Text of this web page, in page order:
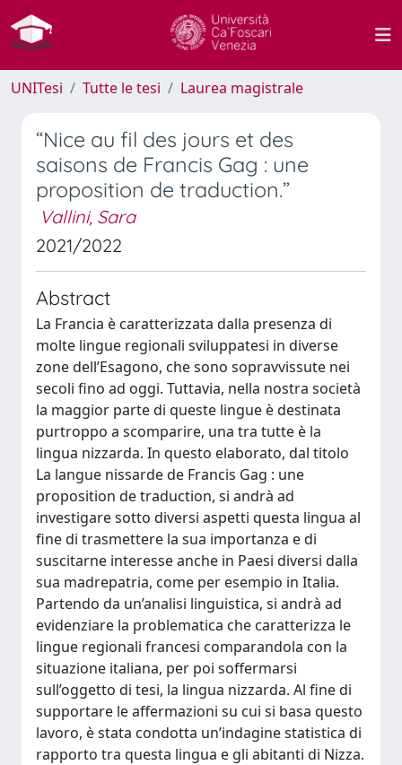
UNITesi Tutte le tesi Laurea magistrale
“Nice au fil des jours et des
saisons de Francis Gag : une
proposition de traduction.”
Vallini, Sara
2021/2022
Abstract
La Francia è caratterizzata dalla presenza di
molte lingue regionali sviluppatesi in diverse
zone dell’Esagono, che sono sopravvissute nei
secoli fino ad oggi. Tuttavia, nella nostra società
la maggior parte di queste lingue è destinata
purtroppo a scomparire, una tra tutte è la
lingua nizzarda. In questo elaborato, dal titolo
La langue nissarde de Francis Gag : une
proposition de traduction, si andrà ad
investigare sotto diversi aspetti questa lingua al
fine di trasmettere la sua importanza e di
suscitarne interesse anche in Paesi diversi dalla
sua madrepatria, come per esempio in Italia.
Partendo da un’analisi linguistica, si andrà ad
evidenziare la problematica che caratterizza le
lingue regionali francesi comparandola con la
situazione italiana, per poi soffermarsi
sull’oggetto di tesi, la lingua nizzarda. Al fine di
supportare le affermazioni su cui si basa questo
lavoro, è stata condotta un’indagine statistica di
rapporto tra questa lingua e gli abitanti di Nizza.